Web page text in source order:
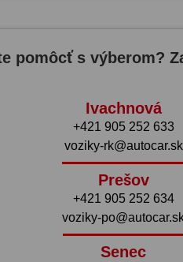
pomôcť s výberom?
Ivachnová
+421 905 252 633
voziky-rk@autocar.sk
Prešov
+421 905 252 634
voziky-
Senec